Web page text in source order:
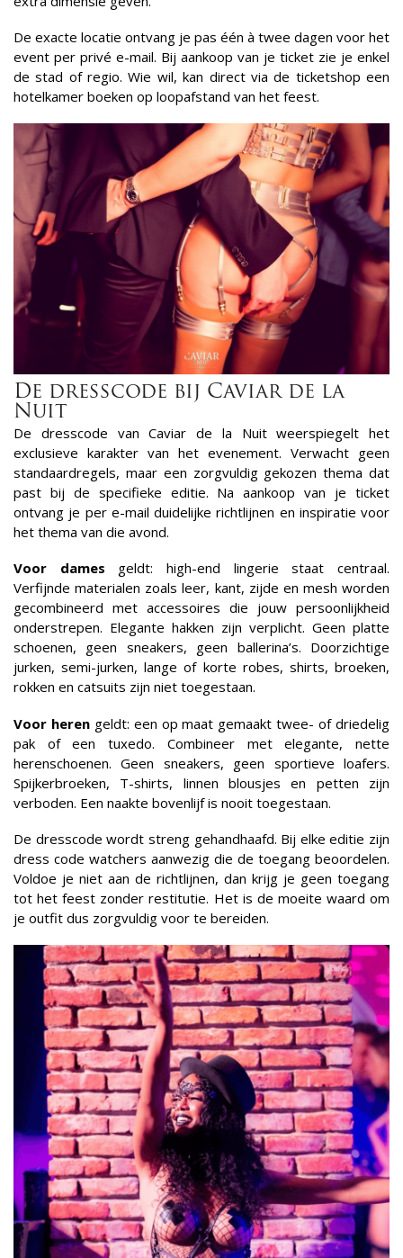
De exacte locatie ontvang je pas één à twee dagen voor het
event per privé e-mail. Bij aankoop van je ticket zie je enkel
de stad of regio. Wie wil, kan direct via de ticketshop een
hotelkamer boeken op loopafstand van het feest.
De dresscode bij Caviar de la
Nuit
De dresscode van Caviar de la Nuit weerspiegelt het
exclusieve karakter van het evenement. Verwacht geen
standaardregels, maar een zorgvuldig gekozen thema dat
past bij de specifieke editie. Na aankoop van je ticket
ontvang je per e-mail duidelijke richtlijnen en inspiratie voor
het thema van die avond.
Voor dames geldt: high-end lingerie staat centraal.
Verfijnde materialen zoals leer, kant, zijde en mesh worden
gecombineerd met accessoires die jouw persoonlijkheid
onderstrepen. Elegante hakken zijn verplicht. Geen platte
schoenen, geen sneakers, geen ballerina’s. Doorzichtige
jurken, semi-jurken, lange of korte robes, shirts, broeken,
rokken en catsuits zijn niet toegestaan.
Voor herengeldt: een op maat gemaakt twee- of driedelig
pak of een tuxedo. Combineer met elegante, nette
herenschoenen. Geen sneakers, geen sportieve loafers.
Spijkerbroeken, T-shirts, linnen blousjes en petten zijn
verboden. Een naakte bovenlijf is nooit toegestaan.
De dresscode wordt streng gehandhaafd. Bij elke editie zijn
dress code watchers aanwezig die de toegang beoordelen.
Voldoe je niet aan de richtlijnen, dan krijg je geen toegang
tot het feest zonder restitutie. Het is de moeite waard om
je outfit dus zorgvuldig voor te bereiden.